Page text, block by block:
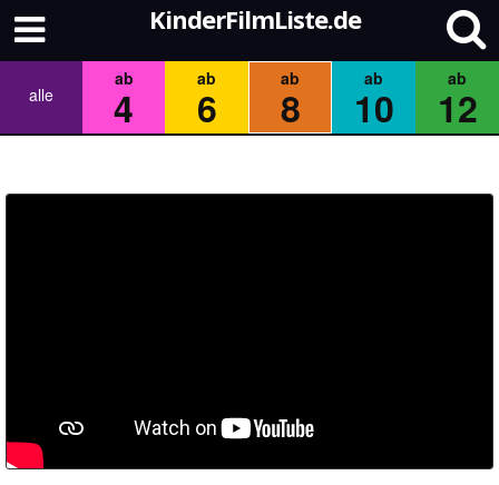
KinderFilmListe.de
alle
ab
4
ab
6
ab
8
ab
10
ab
12